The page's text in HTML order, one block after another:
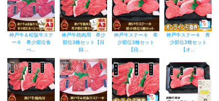
神戸牛＆松阪牛ステ
ーキ 希少部位食
べ...
神戸牛焼肉用 希少
部位3種セット【目
録...
神戸牛ステーキ 希
少部位3種セット
【目...
神戸牛ステーキ 希
少部位3種セット
【オ...